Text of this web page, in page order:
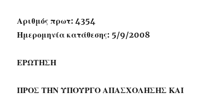
Αριθμός πρωτ: 4354
Ημερομηνία κατάθεσης: 5/9/2008
ΕΡΩΤΗΣΗ
ΠΡΟΣ ΤΗΝ ΥΠΟΥΡΓΟ ΑΠΑΣΧΟΛΗΣΗΣ ΚΑΙ